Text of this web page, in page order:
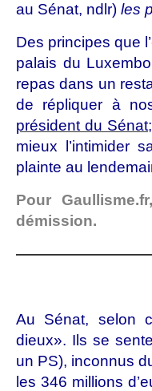
au Sénat, ndlr) les
Des principes que
palais du
repas dans un
de répliquer à
président du Sénat
mieux l’intimider
plainte au
Pour
démission.
Au Sénat, selon
dieux». Ils se
un PS), inconnus
les 346 millions